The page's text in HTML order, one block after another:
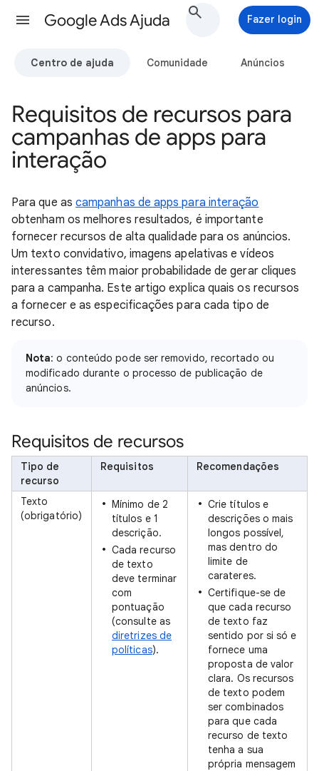
Google Ads Ajuda Fazer login
Centro de ajuda Comunidade Anúncios
Requisitos de recursos para
campanhas de apps para
interação
Para que as campanhas de apps para interação
obtenham os melhores resultados, é importante
fornecer recursos de alta qualidade para os anúncios.
Um texto convidativo, imagens apelativas e vídeos
interessantes têm maior probabilidade de gerar cliques
para a campanha. Este artigo explica quais os recursos
a fornecer e as especificações para cada tipo de
recurso.
Nota: o conteúdo pode ser removido, recortado ou
modificado durante o processo de publicação de
anúncios.
Requisitos de recursos
Tipo de
recurso
Requisitos Recomendações
Texto
(obrigatório)
Mínimo de 2
títulos e 1
descrição.
Cada recurso
de texto
deve terminar
com
pontuação
(consulte as
diretrizes de
políticas).
Crie títulos e
descrições o mais
longos possível,
mas dentro do
limite de
carateres.
Certifique-se de
que cada recurso
de texto faz
sentido por si só e
fornece uma
proposta de valor
clara. Os recursos
de texto podem
ser combinados
para que cada
recurso de texto
tenha a sua
própria mensagem